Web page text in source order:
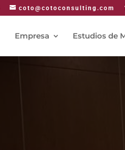
coto@cotoconsulting.com
Empresa Estudios de